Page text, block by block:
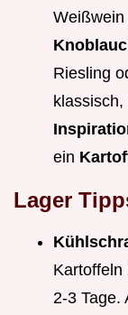
Riesling
ein
Lager
Kartoffeln
2-3 Tage.